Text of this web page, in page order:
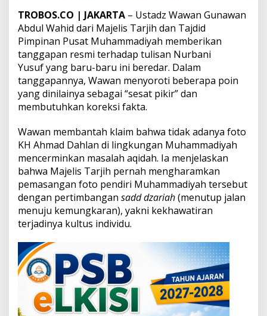
u
r
b
a
n
i
Y
s
f
:
K
a
r
i
f
i
k
i
a
t
a
s
TROBOS.CO | JAKARTA – Ustadz Wawan Gunawan
Abdul Wahid dari Majelis Tarjih dan Tajdid
Pimpinan Pusat Muhammadiyah memberikan
tanggapan resmi terhadap tulisan Nurbani
Yusuf yang baru-baru ini beredar. Dalam
tanggapannya, Wawan menyoroti beberapa poin
yang dinilainya sebagai “sesat pikir” dan
membutuhkan koreksi fakta.
Wawan membantah klaim bahwa tidak adanya foto
KH Ahmad Dahlan di lingkungan Muhammadiyah
mencerminkan masalah aqidah. Ia menjelaskan
bahwa Majelis Tarjih pernah mengharamkan
pemasangan foto pendiri Muhammadiyah tersebut
dengan pertimbangan sadd dzariah(menutup jalan
menuju kemungkaran), yakni kekhawatiran
terjadinya kultus individu.